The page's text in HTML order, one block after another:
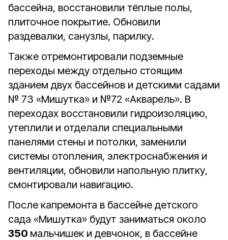
бассейна, восстановили тёплые полы,
плиточное покрытие. Обновили
раздевалки, санузлы, парилку.
Также отремонтировали подземные
переходы между отдельно стоящим
зданием двух бассейнов и детскими садами
№ 73 «Мишутка» и №72 «Акварель». В
переходах восстановили гидроизоляцию,
утеплили и отделали специальными
панелями стены и потолки, заменили
системы отопления, электроснабжения и
вентиляции, обновили напольную плитку,
смонтировали навигацию.
После капремонта в бассейне детского
сада «Мишутка» будут заниматься около
350 мальчишек и девчонок, в бассейне